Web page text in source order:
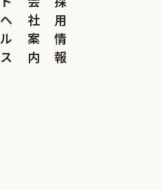
ヘ
ル
ス
社
案
内
用
情
報